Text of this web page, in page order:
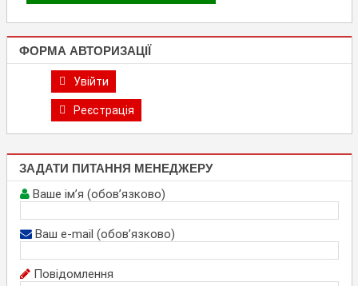
ФОРМА АВТОРИЗАЦІЇ
Увійти
Реєстрація
ЗАДАТИ ПИТАННЯ МЕНЕДЖЕРУ
Ваше ім’я (обов’язково)
Ваш e-mail (обов’язково)
Повідомлення